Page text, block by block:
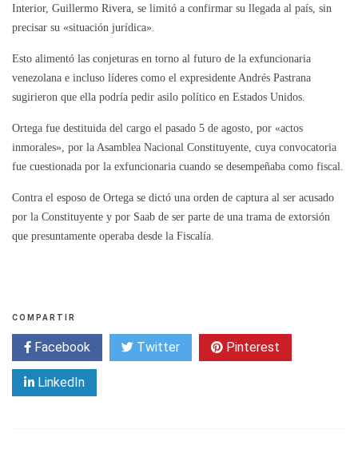
Interior, Guillermo Rivera, se limitó a confirmar su llegada al país, sin
precisar su «situación jurídica».
Esto alimentó las conjeturas en torno al futuro de la exfuncionaria
venezolana e incluso líderes como el expresidente Andrés Pastrana
sugirieron que ella podría pedir asilo político en Estados Unidos.
Ortega fue destituida del cargo el pasado 5 de agosto, por «actos
inmorales», por la Asamblea Nacional Constituyente, cuya convocatoria
fue cuestionada por la exfuncionaria cuando se desempeñaba como fiscal.
Contra el esposo de Ortega se dictó una orden de captura al ser acusado
por la Constituyente y por Saab de ser parte de una trama de extorsión
que presuntamente operaba desde la Fiscalía.
COMPARTIR
Facebook Twitter Pinterest
LinkedIn